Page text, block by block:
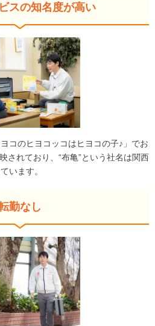
スの知名度が高い
コのヒヨコッコはヒヨコの子♪」でお
されており、“布亀”という社名は関西
います。
勤なし